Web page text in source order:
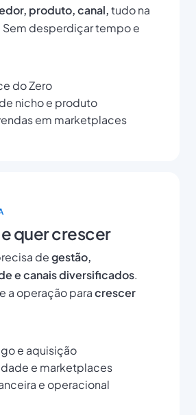
produto, canal,tudo na
desperdiçar tempo e
do Zero
nicho e produto
em marketplaces
e quer crescer
degestão,
e canais diversificados.
a operação paracrescer
e aquisição
e marketplaces
e operacional